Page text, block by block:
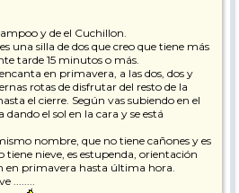
y de el Cuchillon.
una silla de dos que creo que tiene más
tarde 15 minutos o más.
en primavera, a las dos, dos y
rotas de disfrutar del resto de la
el cierre. Según vas subiendo en el
el sol en la cara y se está
nombre, que no tiene cañones y es
nieve, es estupenda, orientación
en primavera hasta última hora.
........